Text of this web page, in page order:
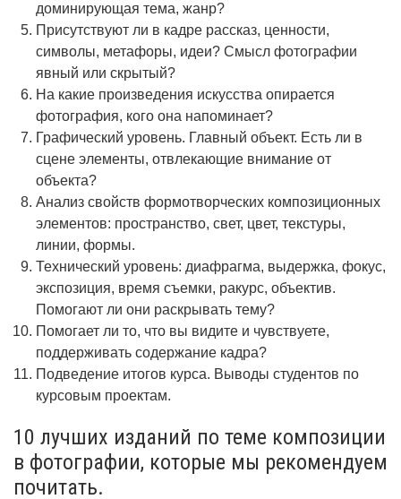
доминирующая тема, жанр?
Присутствуют ли в кадре рассказ, ценности,
символы, метафоры, идеи? Смысл фотографии
явный или скрытый?
На какие произведения искусства опирается
фотография, кого она напоминает?
Графический уровень. Главный объект. Есть ли в
сцене элементы, отвлекающие внимание от
объекта?
Анализ свойств формотворческих композиционных
элементов: пространство, свет, цвет, текстуры,
линии, формы.
Технический уровень: диафрагма, выдержка, фокус,
экспозиция, время съемки, ракурс, объектив.
Помогают ли они раскрывать тему?
Помогает ли то, что вы видите и чувствуете,
поддерживать содержание кадра?
Подведение итогов курса. Выводы студентов по
курсовым проектам.
10 лучших изданий по теме композиции
в фотографии, которые мы рекомендуем
почитать.